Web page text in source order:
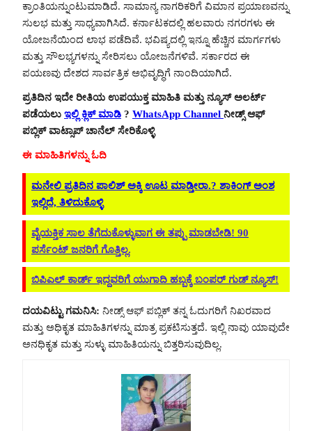
ಕ್ರಾಂತಿಯನ್ನುಂಟುಮಾಡಿದೆ. ಸಾಮಾನ್ಯ ನಾಗರಿಕರಿಗೆ ವಿಮಾನ ಪ್ರಯಾಣವನ್ನು
ಸುಲಭ ಮತ್ತು ಸಾಧ್ಯವಾಗಿಸಿದೆ. ಕರ್ನಾಟಕದಲ್ಲಿ ಹಲವಾರು ನಗರಗಳು ಈ
ಯೋಜನೆಯಿಂದ ಲಾಭ ಪಡೆದಿವೆ. ಭವಿಷ್ಯದಲ್ಲಿ ಇನ್ನೂ ಹೆಚ್ಚಿನ ಮಾರ್ಗಗಳು
ಮತ್ತು ಸೌಲಭ್ಯಗಳನ್ನು ಸೇರಿಸಲು ಯೋಜನೆಗಳಿವೆ. ಸರ್ಕಾರದ ಈ
ಪಯಣವು ದೇಶದ ಸಾರ್ವತ್ರಿಕ ಅಭಿವೃದ್ಧಿಗೆ ನಾಂದಿಯಾಗಿದೆ.
ಪ್ರತಿದಿನ ಇದೇ ರೀತಿಯ ಉಪಯುಕ್ತ ಮಾಹಿತಿ ಮತ್ತು ನ್ಯೂಸ್ ಅಲರ್ಟ್
ಪಡೆಯಲು ಇಲ್ಲಿ ಕ್ಲಿಕ್ ಮಾಡಿ ? WhatsApp Channel ನೀಡ್ಸ್ ಆಫ್
ಪಬ್ಲಿಕ್ ವಾಟ್ಸಾಪ್ ಚಾನೆಲ್ ಸೇರಿಕೊಳ್ಳಿ
ಈ ಮಾಹಿತಿಗಳನ್ನು ಓದಿ
ಮನೇಲಿ ಪ್ರತಿದಿನ ಪಾಲಿಶ್ ಅಕ್ಕಿ ಊಟ ಮಾಡ್ತೀರಾ.? ಶಾಕಿಂಗ್ ಅಂಶ
ಇಲ್ಲಿದೆ, ತಿಳಿದುಕೊಳ್ಳಿ
ವೈಯಕ್ತಿಕ ಸಾಲ ತೆಗೆದುಕೊಳ್ಳುವಾಗ ಈ ತಪ್ಪು ಮಾಡಬೇಡಿ! 90
ಪರ್ಸೆಂಟ್ ಜನರಿಗೆ ಗೊತ್ತಿಲ್ಲ.
ಬಿಪಿಎಲ್ ಕಾರ್ಡ್ ಇದ್ದವರಿಗೆ ಯುಗಾದಿ ಹಬ್ಬಕ್ಕೆ ಬಂಪರ್ ಗುಡ್ ನ್ಯೂಸ್!
ದಯವಿಟ್ಟು ಗಮನಿಸಿ: ನೀಡ್ಸ್ ಆಫ್ ಪಬ್ಲಿಕ್ ತನ್ನ ಓದುಗರಿಗೆ ನಿಖರವಾದ
ಮತ್ತು ಅಧಿಕೃತ ಮಾಹಿತಿಗಳನ್ನು ಮಾತ್ರ ಪ್ರಕಟಿಸುತ್ತದೆ. ಇಲ್ಲಿ ನಾವು ಯಾವುದೇ
ಅನಧಿಕೃತ ಮತ್ತು ಸುಳ್ಳು ಮಾಹಿತಿಯನ್ನು ಬಿತ್ತರಿಸುವುದಿಲ್ಲ.